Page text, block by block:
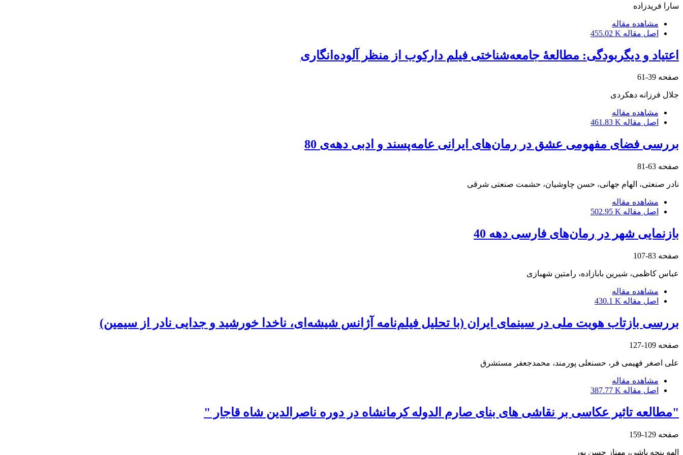
سارا فریدزاده
مشاهده مقاله
اصل مقاله 455.02 K
اعتیاد و دیگربودگی: مطالعۀ جامعه‌شناختی فیلم دارکوب از منظر آلوده‌انگاری
صفحه 39-61
جلال فرزانه دهکردی
مشاهده مقاله
اصل مقاله 461.83 K
بررسی فضای مفهومی عشق در رمان‌های ایرانی عامه‌پسند و ادبی دهه‌ی 80
صفحه 63-81
نادر صنعتی، الهام جهانی، حسن چاوشیان، حشمت صنعتی شرقی
مشاهده مقاله
اصل مقاله 502.95 K
بازنمایی شهر در رمان‌های فارسی دهه 40
صفحه 83-107
عباس کاظمی، شیرین بابازاده، رامتین شهبازی
مشاهده مقاله
اصل مقاله 430.1 K
بررسی بازتاب هویت ملی در سینمای ایران (با تحلیل فیلم‌نامه آژانس شیشه‌ای، ناخدا خورشید و جدایی نادر از سیمین)
صفحه 109-127
علی اصغر فهیمی فر، حسنعلی پورمند، محمدجعفر مستشرق
مشاهده مقاله
اصل مقاله 387.77 K
"مطالعه تاثیر عکاسی بر نقاشی های بنای صارم الدوله کرمانشاه در دوره ناصرالدین شاه قاجار "
صفحه 129-159
الهه پنجه باشی، مهناز حسن پور